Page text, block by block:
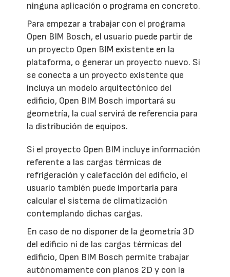
ninguna aplicación o programa en concreto.
Para empezar a trabajar con el programa
Open BIM Bosch, el usuario puede partir de
un proyecto Open BIM existente en la
plataforma, o generar un proyecto nuevo. Si
se conecta a un proyecto existente que
incluya un modelo arquitectónico del
edificio, Open BIM Bosch importará su
geometría, la cual servirá de referencia para
la distribución de equipos.
Si el proyecto Open BIM incluye información
referente a las cargas térmicas de
refrigeración y calefacción del edificio, el
usuario también puede importarla para
calcular el sistema de climatización
contemplando dichas cargas.
En caso de no disponer de la geometría 3D
del edificio ni de las cargas térmicas del
edificio, Open BIM Bosch permite trabajar
autónomamente con planos 2D y con la